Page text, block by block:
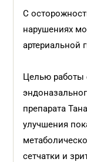
С
нарушениях
артериальной
Целью работы
препарата
улучшения
сетчатки и